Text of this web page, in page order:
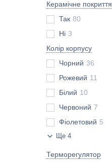
Керамічне покриття
Так 80
Ні 3
Колір корпусу
Чорний 36
Рожевий 11
Білий 10
Червоний 7
Фіолетовий 5
Ще 4
Терморегулятор